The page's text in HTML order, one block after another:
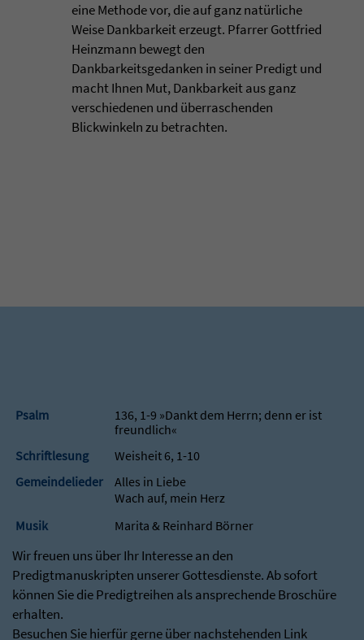
eine Methode vor, die auf ganz natürliche
Weise Dankbarkeit erzeugt. Pfarrer Gottfried
Heinzmann bewegt den
Dankbarkeitsgedanken in seiner Predigt und
macht Ihnen Mut, Dankbarkeit aus ganz
verschiedenen und überraschenden
Blickwinkeln zu betrachten.
Psalm
136, 1-9 »Dankt dem Herrn; denn er ist
freundlich«
Schriftlesung
Weisheit 6, 1-10
Gemeindelieder
Alles in Liebe
Wach auf, mein Herz
Musik
Marita & Reinhard Börner
Wir freuen uns über Ihr Interesse an den
Predigtmanuskripten unserer Gottesdienste. Ab sofort
können Sie die Predigtreihen als ansprechende Broschüre
erhalten.
Besuchen Sie hierfür gerne über nachstehenden Link